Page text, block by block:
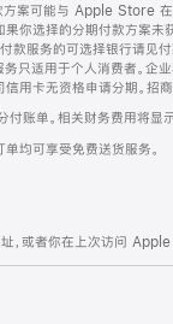
案可能与 Apple Store
果你选择的分期付款方
款服务的可选择银行请
务只适用于个人消费者
信用卡无资格申请分期。
账单。相关财务费用将显
均可享受免费送货服务。
或者你在上次访问 Apple